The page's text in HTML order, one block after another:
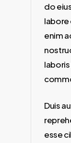
do
labore
enim
laboris
Duis
esse